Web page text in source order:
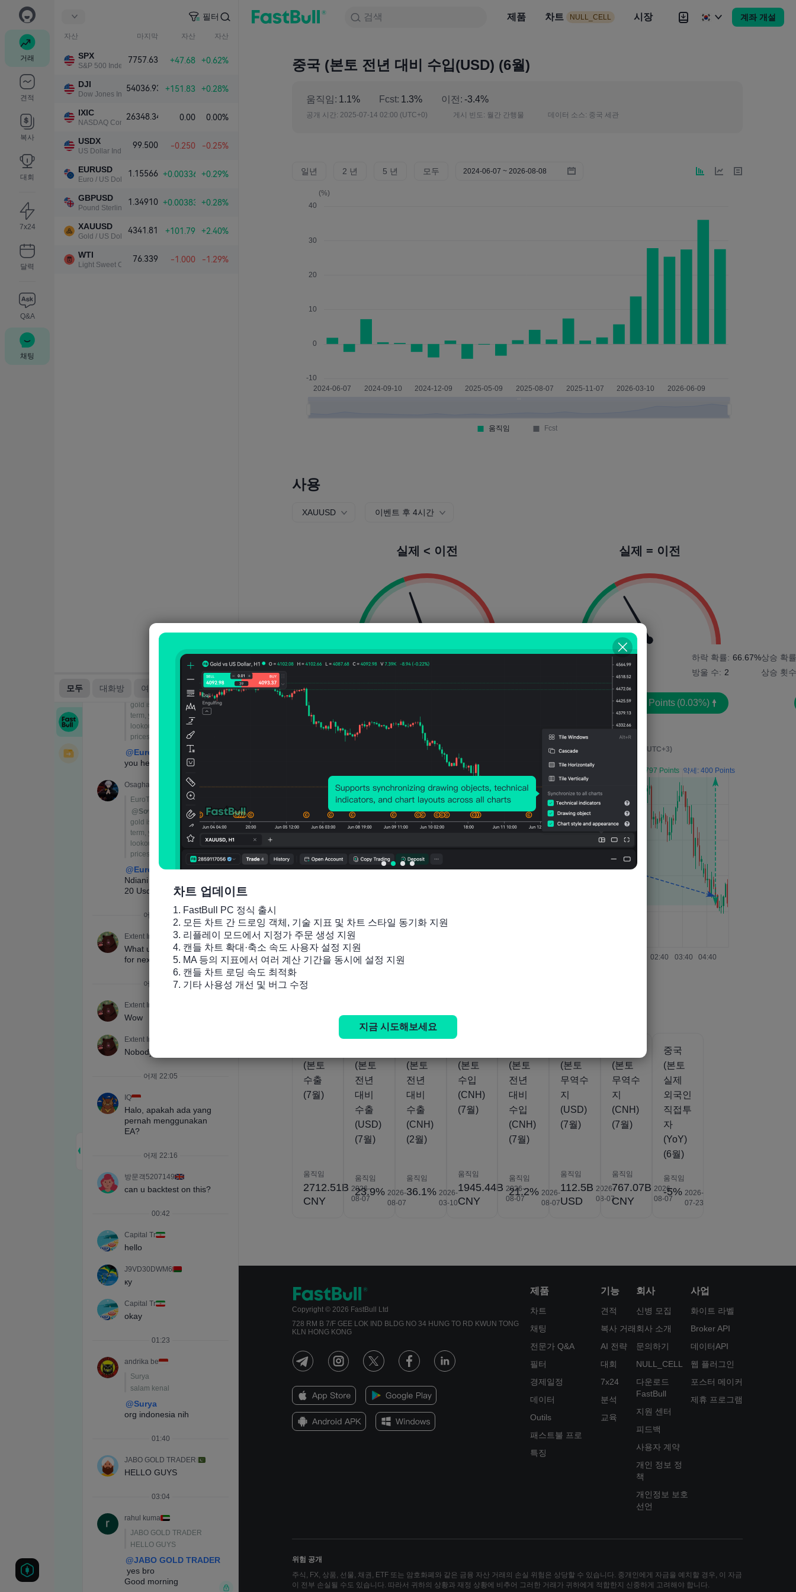
거래
견적
복사
대회
7x24
달력
Q&A
채팅
필터
자산 마지막 자산 자산
SPX
S&P 500 Index
7757.63 +47.68 +0.62%
DJI
Dow Jones Industrial Average
54036.93 +151.83 +0.28%
IXIC
NASDAQ Composite Index
26348.34 0.00 0.00%
USDX
US Dollar Index
99.500 -0.250 -0.25%
EURUSD
Euro / US Dollar
1.15566 +0.00336 +0.29%
GBPUSD
Pound Sterling / US Dollar
1.34910 +0.00383 +0.28%
XAUUSD
Gold / US Dollar
4341.81 +101.79 +2.40%
WTI
Light Sweet Crude Oil
76.339 -1.000 -1.29%
검색 제품 차트 NULL_CELL 시장 계좌 개설
검색
NULL_CELL 시장 뉴스 전략 Brokers 더
중국 (본토 전년 대비 수입(USD) (6월)
움직임: 1.1% Fcst: 1.3% 이전: -3.4%
공개 시간: 2025-07-14 02:00 (UTC+0) 게시 빈도: 월간 간행물 데이터 소스: 중국 세관
일년 2 년 5 년 모두
사용
XAUUSD 이벤트 후 4시간
실제 < 이전 실제 = 이전
하락 확률: 66.67%
방울 수: 2
평균 변동성: Points (0.03%)
상승 확
상승 횟
영향 이벤트 후 4시간 (M5, UTC+3)
관련 지표
(본토
수출
(7월)
움직임
2712.51B
CNY
2026-
08-07
(본토
전년
대비
수출
(USD)
(7월)
움직임
23.9% 2026-
08-07
(본토
전년
대비
수출
(CNH)
(2월)
움직임
36.1% 2026-
03-10
(본토
수입
(CNH)
(7월)
움직임
1945.44B
CNY
2026-
08-07
(본토
전년
대비
수입
(CNH)
(7월)
움직임
21.2% 2026-
08-07
(본토
무역수
지
(USD)
(7월)
움직임
112.5B
USD
2026-
08-07
(본토
무역수
지
(CNH)
(7월)
움직임
767.07B
CNY
2026-
08-07
중국
(본토
실제
외국인
직접투
자
(YoY)
(6월)
움직임
-5% 2026-
07-23
Copyright © 2026 FastBull Ltd
728 RM B 7/F GEE LOK IND BLDG NO 34 HUNG TO RD KWUN TONG
KLN HONG KONG
제품
차트
채팅
전문가 Q&A
필터
경제일정
데이터
Outils
패스트불 프로
특징
기능
견적
복사 거래
AI 전략
대회
7x24
분석
교육
회사
신병 모집
회사 소개
문의하기
NULL_CELL
다운로드
FastBull
지원 센터
피드백
사용자 계약
개인 정보 정
책
개인정보 보호
선언
사업
화이트 라벨
Broker API
데이터API
웹 플러그인
포스터 메이커
제휴 프로그램
위험 공개
주식, FX, 상품, 선물, 채권, ETF 또는 암호화폐와 같은 금융 자산 거래의 손실 위험은 상당할 수 있습니다. 중개인에게 자금을 예치할 경우, 이 자금
이 전부 손실될 수도 있습니다. 따라서 귀하의 상황과 재정 상황에 비추어 그러한 거래가 귀하에게 적합한지 신중하게 고려해야 합니다.
차트 업데이트
1. FastBull PC 정식 출시
2. 모든 차트 간 드로잉 객체, 기술 지표 및 차트 스타일 동기화 지원
3. 리플레이 모드에서 지정가 주문 생성 지원
4. 캔들 차트 확대·축소 속도 사용자 설정 지원
5. MA 등의 지표에서 여러 계산 기간을 동시에 설정 지원
6. 캔들 차트 로딩 속도 최적화
7. 기타 사용성 개선 및 버그 수정
지금 시도해보세요